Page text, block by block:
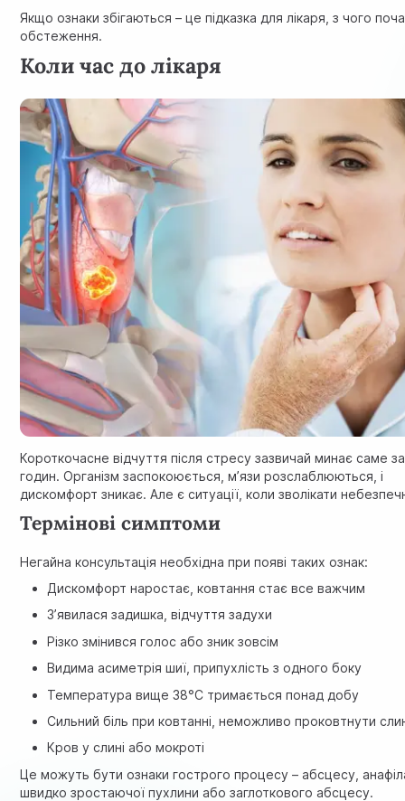
Якщо ознаки збігаються – це підказка для лікаря, з чого
обстеження.
Коли час до лікаря
Короткочасне відчуття після стресу зазвичай минає саме за
годин. Організм заспокоюється, м’язи розслаблюються, і
дискомфорт зникає. Але є ситуації, коли зволікати
Термінові симптоми
Негайна консультація необхідна при появі таких ознак:
Дискомфорт наростає, ковтання стає все важчим
З’явилася задишка, відчуття задухи
Різко змінився голос або зник зовсім
Видима асиметрія шиї, припухлість з одного боку
Температура вище 38°C тримається понад добу
Сильний біль при ковтанні, неможливо проковтнути
Кров у слині або мокроті
Це можуть бути ознаки гострого процесу – абсцесу,
швидко зростаючої пухлини або заглоткового абсцесу.